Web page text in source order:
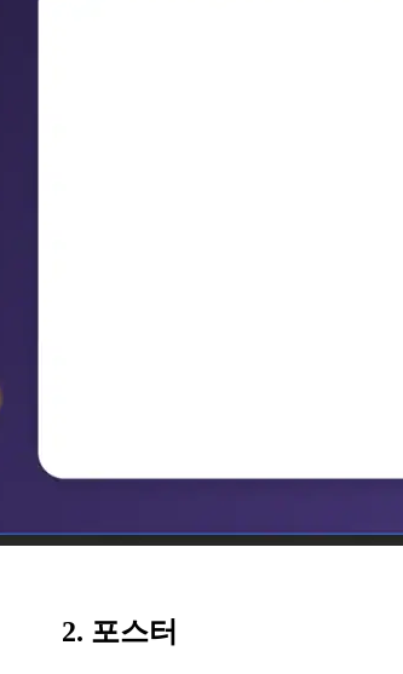
2. 포스터